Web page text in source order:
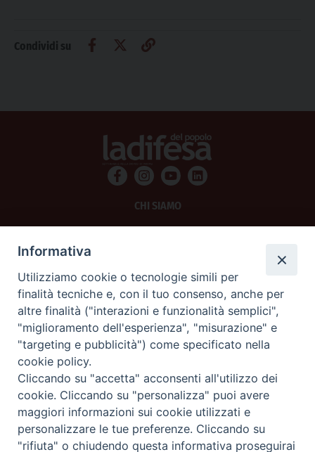
Condividi su
CHI SIAMO
SCRIVICI
La Difesa srl - P.iva 05125420280
La Difesa del Popolo percepisce i contributi pubblici all'editoria.
La Difesa del Popolo, tramite la Fisc (Federazione Italiana Settimanali Cattolici)
ha aderito allo IAP (Istituto dell'Autodisciplina Pubblicitaria) accettando il Codice
di Autodisciplina della Comunicazione Commerciale.
La Difesa del Popolo è una testata registrata presso il Tribunale di Padova
decreto del 15 giugno 1950 al n. 37 del registro periodici.
Informativa
Utilizziamo cookie o tecnologie simili per
finalità tecniche e, con il tuo consenso, anche per
altre finalità ("interazioni e funzionalità semplici",
"miglioramento dell'esperienza", "misurazione" e
"targeting e pubblicità") come specificato nella
cookie policy.
Cliccando su "accetta" acconsenti all'utilizzo dei
cookie. Cliccando su "personalizza" puoi avere
maggiori informazioni sui cookie utilizzati e
personalizzare le tue preferenze. Cliccando su
"rifiuta" o chiudendo questa informativa proseguirai